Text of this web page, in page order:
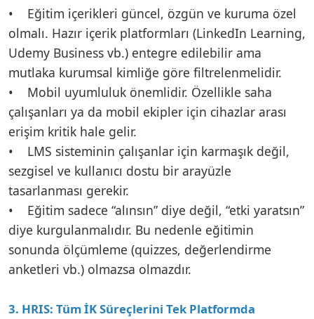
• Eğitim içerikleri güncel, özgün ve kuruma özel
olmalı. Hazır içerik platformları (LinkedIn Learning,
Udemy Business vb.) entegre edilebilir ama
mutlaka kurumsal kimliğe göre filtrelenmelidir.
• Mobil uyumluluk önemlidir. Özellikle saha
çalışanları ya da mobil ekipler için cihazlar arası
erişim kritik hale gelir.
• LMS sisteminin çalışanlar için karmaşık değil,
sezgisel ve kullanıcı dostu bir arayüzle
tasarlanması gerekir.
• Eğitim sadece “alınsın” diye değil, “etki yaratsın”
diye kurgulanmalıdır. Bu nedenle eğitimin
sonunda ölçümleme (quizzes, değerlendirme
anketleri vb.) olmazsa olmazdır.
3. HRIS: Tüm İK Süreçlerini Tek Platformda